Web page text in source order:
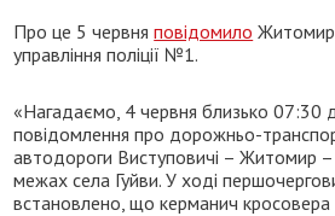
Про це 5 червняповідомило
управління поліції №1.
«Нагадаємо, 4 червня близько 07:30
повідомлення про дорожньо-
автодороги Виступовичі – Житомир –
межах села Гуйви. У ході
встановлено, що керманич кросовера